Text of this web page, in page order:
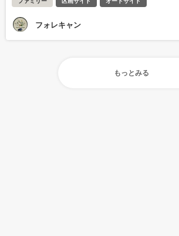
フォレキャン
もっとみる